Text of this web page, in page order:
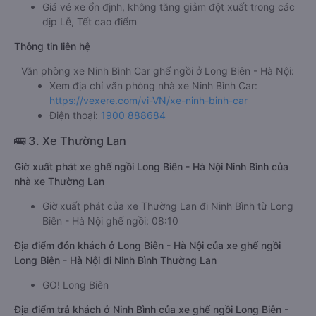
Giá vé xe ổn định, không tăng giảm đột xuất trong các
dịp Lễ, Tết cao điểm
Thông tin liên hệ
Văn phòng xe Ninh Bình Car ghế ngồi ở Long Biên - Hà Nội:
Xem địa chỉ văn phòng nhà xe Ninh Bình Car:
https://vexere.com/vi-VN/xe-ninh-binh-car
Điện thoại: 1900 888684
🚌 3. Xe Thường Lan
Giờ xuất phát xe ghế ngồi Long Biên - Hà Nội Ninh Bình của
nhà xe Thường Lan
Giờ xuất phát của xe Thường Lan đi Ninh Bình từ Long
Biên - Hà Nội ghế ngồi: 08:10
Địa điểm đón khách ở Long Biên - Hà Nội của xe ghế ngồi
Long Biên - Hà Nội đi Ninh Bình Thường Lan
GO! Long Biên
Địa điểm trả khách ở Ninh Bình của xe ghế ngồi Long Biên -